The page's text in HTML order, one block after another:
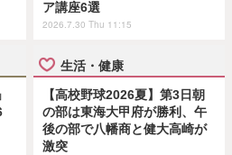
ア講座6選
2026.7.30 Thu 11:15
生活・健康
【高校野球2026夏】第3日朝
の部は東海大甲府が勝利、午
後の部で八幡商と健大高崎が
激突